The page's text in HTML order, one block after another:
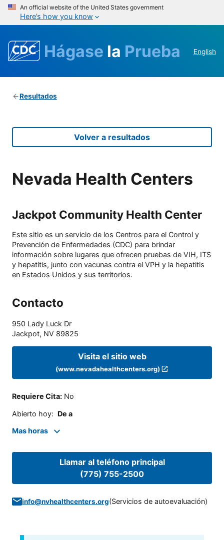
An official website of the United States government
Here’s how you know
Hágase la Prueba English
Resultados
Volver a resultados
Nevada Health Centers
Jackpot Community Health Center
Este sitio es un servicio de los Centros para el Control y
Prevención de Enfermedades (CDC) para brindar
información sobre lugares que ofrecen pruebas de VIH, ITS
y hepatitis, junto con vacunas contra el VPH y la hepatitis
en Estados Unidos y sus territorios.
Contacto
950 Lady Luck Dr
Jackpot, NV 89825
Visita el sitio web
(www.nevadahealthcenters.org)
Requiere Cita: No
Abierto hoy: De a
Mas horas
Llamar al teléfono principal
(775) 755-2500
info@nvhealthcenters.org(Servicios de autoevaluación)